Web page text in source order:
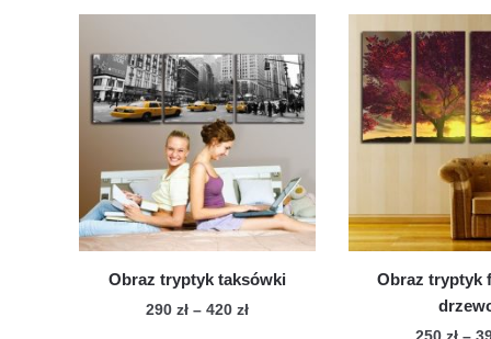
130 zł
230 zł
produkt
wiele
wariantów.
Opcje
można
wybrać
na
stronie
produktu
ma
na
Obraz tryptyk taksówki
290 zł – 420 złZakres
Obraz tryptyk